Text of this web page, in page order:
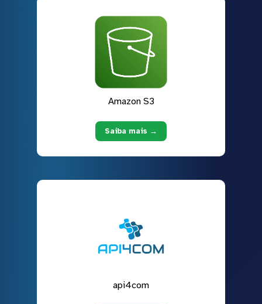
Amazon S3
Saiba mais →
api4com